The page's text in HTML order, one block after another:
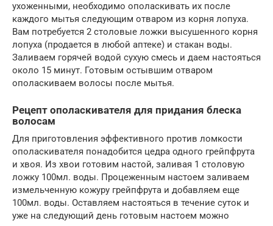
ухоженными, необходимо ополаскивать их после
каждого мытья следующим отваром из корня лопуха.
Вам потребуется 2 столовые ложки высушенного корня
лопуха (продается в любой аптеке) и стакан воды.
Заливаем горячей водой сухую смесь и даем настояться
около 15 минут. Готовым остывшим отваром
ополаскиваем волосы после мытья.
Рецепт ополаскивателя для придания блеска
волосам
Для приготовления эффективного против ломкости
ополаскивателя понадобится цедра одного грейпфрута
и хвоя. Из хвои готовим настой, заливая 1 столовую
ложку 100мл. воды. Процеженным настоем заливаем
измельченную кожуру грейпфрута и добавляем еще
100мл. воды. Оставляем настояться в течение суток и
уже на следующий день готовым настоем можно